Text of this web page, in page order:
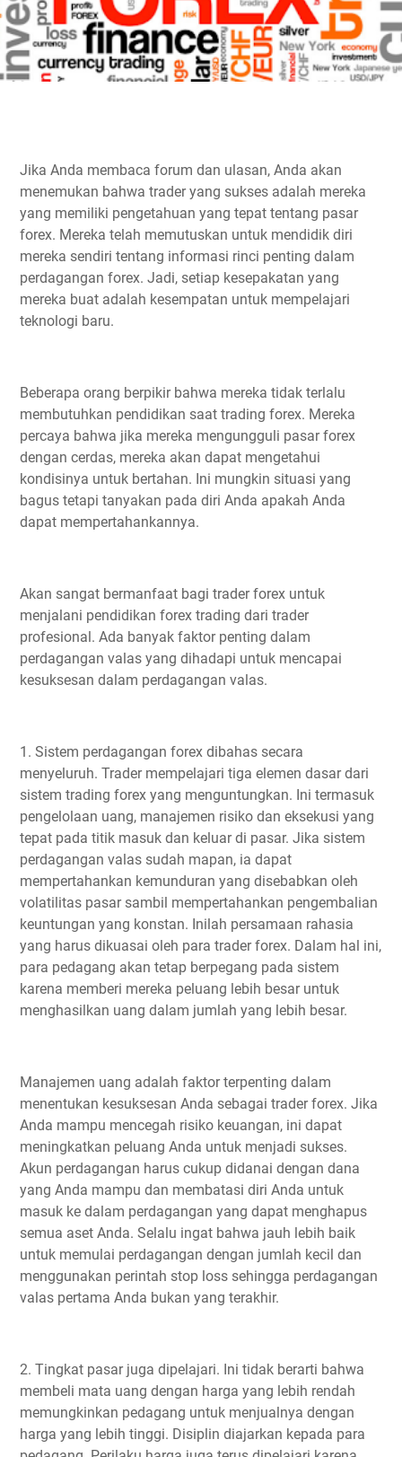
Jika Anda membaca forum dan ulasan, Anda akan
menemukan bahwa trader yang sukses adalah mereka
yang memiliki pengetahuan yang tepat tentang pasar
forex. Mereka telah memutuskan untuk mendidik diri
mereka sendiri tentang informasi rinci penting dalam
perdagangan forex. Jadi, setiap kesepakatan yang
mereka buat adalah kesempatan untuk mempelajari
teknologi baru.
Beberapa orang berpikir bahwa mereka tidak terlalu
membutuhkan pendidikan saat trading forex. Mereka
percaya bahwa jika mereka mengungguli pasar forex
dengan cerdas, mereka akan dapat mengetahui
kondisinya untuk bertahan. Ini mungkin situasi yang
bagus tetapi tanyakan pada diri Anda apakah Anda
dapat mempertahankannya.
Akan sangat bermanfaat bagi trader forex untuk
menjalani pendidikan forex trading dari trader
profesional. Ada banyak faktor penting dalam
perdagangan valas yang dihadapi untuk mencapai
kesuksesan dalam perdagangan valas.
1. Sistem perdagangan forex dibahas secara
menyeluruh. Trader mempelajari tiga elemen dasar dari
sistem trading forex yang menguntungkan. Ini termasuk
pengelolaan uang, manajemen risiko dan eksekusi yang
tepat pada titik masuk dan keluar di pasar. Jika sistem
perdagangan valas sudah mapan, ia dapat
mempertahankan kemunduran yang disebabkan oleh
volatilitas pasar sambil mempertahankan pengembalian
keuntungan yang konstan. Inilah persamaan rahasia
yang harus dikuasai oleh para trader forex. Dalam hal ini,
para pedagang akan tetap berpegang pada sistem
karena memberi mereka peluang lebih besar untuk
menghasilkan uang dalam jumlah yang lebih besar.
Manajemen uang adalah faktor terpenting dalam
menentukan kesuksesan Anda sebagai trader forex. Jika
Anda mampu mencegah risiko keuangan, ini dapat
meningkatkan peluang Anda untuk menjadi sukses.
Akun perdagangan harus cukup didanai dengan dana
yang Anda mampu dan membatasi diri Anda untuk
masuk ke dalam perdagangan yang dapat menghapus
semua aset Anda. Selalu ingat bahwa jauh lebih baik
untuk memulai perdagangan dengan jumlah kecil dan
menggunakan perintah stop loss sehingga perdagangan
valas pertama Anda bukan yang terakhir.
2. Tingkat pasar juga dipelajari. Ini tidak berarti bahwa
membeli mata uang dengan harga yang lebih rendah
memungkinkan pedagang untuk menjualnya dengan
harga yang lebih tinggi. Disiplin diajarkan kepada para